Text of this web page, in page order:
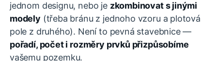
jednom designu, nebo je zkombinovat s jinými
modely (třeba bránu z jednoho vzoru a plotová
pole z druhého). Není to pevná stavebnice —
pořadí, počet i rozměry prvků přizpůsobíme
vašemu pozemku.